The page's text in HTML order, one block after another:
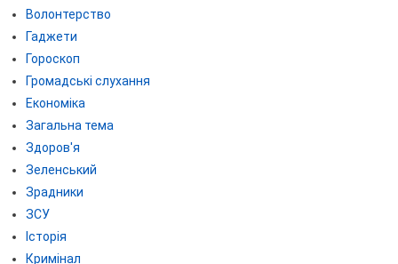
Волонтерство
Гаджети
Гороскоп
Громадські слухання
Економіка
Загальна тема
Здоров'я
Зеленський
Зрадники
ЗСУ
Історія
Кримінал